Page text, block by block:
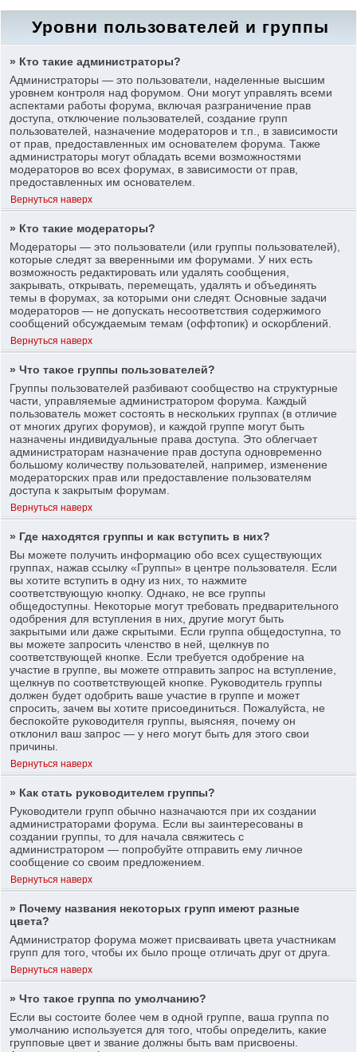
Уровни пользователей и группы
» Кто такие администраторы?
Администраторы — это пользователи, наделенные высшим
уровнем контроля над форумом. Они могут управлять всеми
аспектами работы форума, включая разграничение прав
доступа, отключение пользователей, создание групп
пользователей, назначение модераторов и т.п., в зависимости
от прав, предоставленных им основателем форума. Также
администраторы могут обладать всеми возможностями
модераторов во всех форумах, в зависимости от прав,
предоставленных им основателем.
Вернуться наверх
» Кто такие модераторы?
Модераторы — это пользователи (или группы пользователей),
которые следят за вверенными им форумами. У них есть
возможность редактировать или удалять сообщения,
закрывать, открывать, перемещать, удалять и объединять
темы в форумах, за которыми они следят. Основные задачи
модераторов — не допускать несоответствия содержимого
сообщений обсуждаемым темам (оффтопик) и оскорблений.
Вернуться наверх
» Что такое группы пользователей?
Группы пользователей разбивают сообщество на структурные
части, управляемые администратором форума. Каждый
пользователь может состоять в нескольких группах (в отличие
от многих других форумов), и каждой группе могут быть
назначены индивидуальные права доступа. Это облегчает
администраторам назначение прав доступа одновременно
большому количеству пользователей, например, изменение
модераторских прав или предоставление пользователям
доступа к закрытым форумам.
Вернуться наверх
» Где находятся группы и как вступить в них?
Вы можете получить информацию обо всех существующих
группах, нажав ссылку «Группы» в центре пользователя. Если
вы хотите вступить в одну из них, то нажмите
соответствующую кнопку. Однако, не все группы
общедоступны. Некоторые могут требовать предварительного
одобрения для вступления в них, другие могут быть
закрытыми или даже скрытыми. Если группа общедоступна, то
вы можете запросить членство в ней, щелкнув по
соответствующей кнопке. Если требуется одобрение на
участие в группе, вы можете отправить запрос на вступление,
щелкнув по соответствующей кнопке. Руководитель группы
должен будет одобрить ваше участие в группе и может
спросить, зачем вы хотите присоединиться. Пожалуйста, не
беспокойте руководителя группы, выясняя, почему он
отклонил ваш запрос — у него могут быть для этого свои
причины.
Вернуться наверх
» Как стать руководителем группы?
Руководители групп обычно назначаются при их создании
администраторами форума. Если вы заинтересованы в
создании группы, то для начала свяжитесь с
администратором — попробуйте отправить ему личное
сообщение со своим предложением.
Вернуться наверх
» Почему названия некоторых групп имеют разные
цвета?
Администратор форума может присваивать цвета участникам
групп для того, чтобы их было проще отличать друг от друга.
Вернуться наверх
» Что такое группа по умолчанию?
Если вы состоите более чем в одной группе, ваша группа по
умолчанию используется для того, чтобы определить, какие
групповые цвет и звание должны быть вам присвоены.